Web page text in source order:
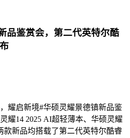
品鉴赏会，第二代英特尔酷
启新境#华硕灵耀景德镇新品鉴
耀14 2025 AI超轻薄本、华硕灵耀
款新品均搭载了第二代英特尔酷睿